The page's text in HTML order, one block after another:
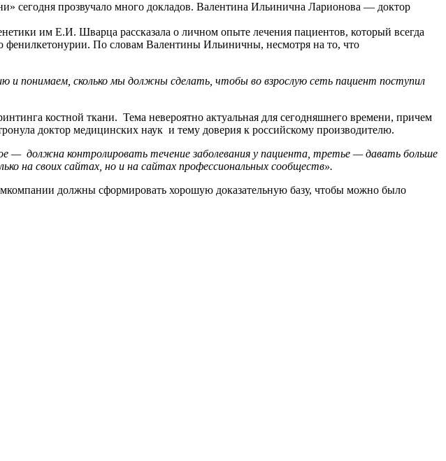
сегодня прозвучало много докладов. Валентина Ильинична Ларионова — доктор
им Е.И. Шварца рассказала о личном опыте лечения пациентов, который всегда
фенилкетонурии. По словам Валентины Ильиничны, несмотря на то, что
понимаем, сколько мы должны сделать, чтобы во взрослую сеть пациент поступил
костной ткани. Тема невероятно актуальная для сегодняшнего времени, причем
доктор медицинских наук и тему доверия к российскому производителю.
— должна контролировать течение заболевания у пациента, третье — давать больше
на своих сайтах, но и на сайтах профессиональных сообществ».
должны сформировать хорошую доказательную базу, чтобы можно было